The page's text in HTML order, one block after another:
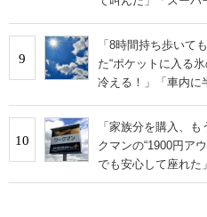
9
「8時間持ち歩い
た“ポケットに入る
冷える！」「車内に
10
「家族分を購入、
クマンの“1900円ア
でも安心して座れた